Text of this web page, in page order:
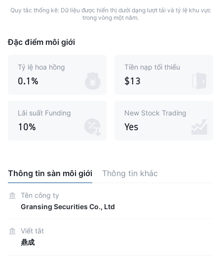
Quy tắc thống kê: Dữ liệu được hiển thị dưới dạng lượt tải và tỷ lệ khu vực
trong vòng một năm.
Đặc điểm môi giới
Tỷ lệ hoa hồng
0.1%
Tiền nạp tối thiểu
$13
Lãi suất Funding
10%
New Stock Trading
Yes
Thông tin sàn môi giới Thông tin khác
Tên công ty
Gransing Securities Co., Ltd
Viết tắt
鼎成